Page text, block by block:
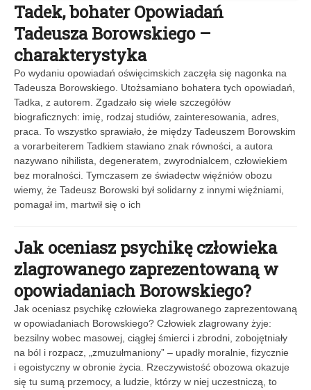
Tadek, bohater Opowiadań
Tadeusza Borowskiego –
charakterystyka
Po wydaniu opowiadań oświęcimskich zaczęła się nagonka na
Tadeusza Borowskiego. Utożsamiano bohatera tych opowiadań,
Tadka, z autorem. Zgadzało się wiele szczegółów
biograficznych: imię, rodzaj studiów, zainteresowania, adres,
praca. To wszystko sprawiało, że między Tadeuszem Borowskim
a vorarbeiterem Tadkiem stawiano znak równości, a autora
nazywano nihilista, degeneratem, zwyrodnialcem, człowiekiem
bez moralności. Tymczasem ze świadectw więźniów obozu
wiemy, że Tadeusz Borowski był solidarny z innymi więźniami,
pomagał im, martwił się o ich
Jak oceniasz psychikę człowieka
zlagrowanego zaprezentowaną w
opowiadaniach Borowskiego?
Jak oceniasz psychikę człowieka zlagrowanego zaprezentowaną
w opowiadaniach Borowskiego? Człowiek zlagrowany żyje:
bezsilny wobec masowej, ciągłej śmierci i zbrodni, zobojętniały
na ból i rozpacz, „zmuzułmaniony” – upadły moralnie, fizycznie
i egoistyczny w obronie życia. Rzeczywistość obozowa okazuje
się tu sumą przemocy, a ludzie, którzy w niej uczestniczą, to